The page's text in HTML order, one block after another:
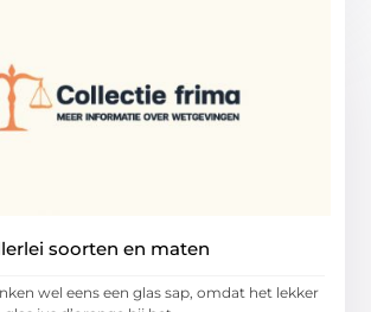
soorten en maten
wel eens een glas sap, omdat het lekker